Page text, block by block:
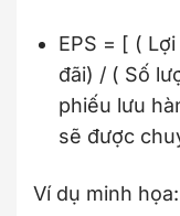
EPS = [ (
đãi) / ( Số
phiếu lưu
sẽ được
Ví dụ minh họa: